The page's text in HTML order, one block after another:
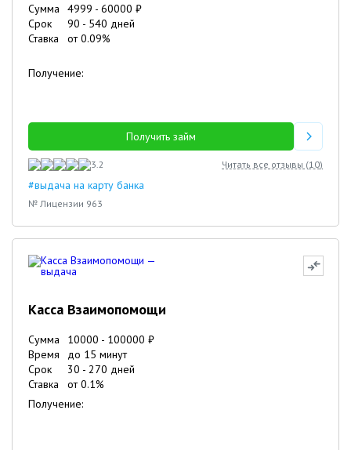
Сумма 4999 - 60000 ₽
Срок
90 - 540 дней
Ставка
от0.09%
Получение:
Получить займ
3.2 Читать все отзывы (10)
#выдача на карту банка
№ Лицензии 963
Касса Взаимопомощи
Сумма 10000 - 100000 ₽
Время
до 15 минут
Срок
30 - 270 дней
Ставка
от0.1%
Получение: